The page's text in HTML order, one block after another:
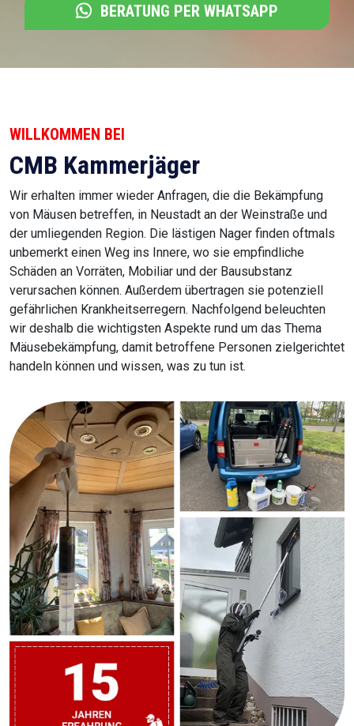
BERATUNG PER WHATSAPP
WILLKOMMEN BEI
CMB Kammerjäger
Wir erhalten immer wieder Anfragen, die die Bekämpfung
von Mäusen betreffen, in Neustadt an der Weinstraße und
der umliegenden Region. Die lästigen Nager finden oftmals
unbemerkt einen Weg ins Innere, wo sie empfindliche
Schäden an Vorräten, Mobiliar und der Bausubstanz
verursachen können. Außerdem übertragen sie potenziell
gefährlichen Krankheitserregern. Nachfolgend beleuchten
wir deshalb die wichtigsten Aspekte rund um das Thema
Mäusebekämpfung, damit betroffene Personen zielgerichtet
handeln können und wissen, was zu tun ist.